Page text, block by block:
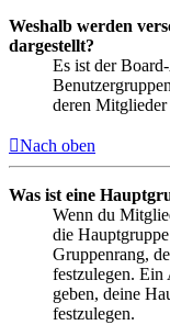
Weshalb werden
dargestellt?
Es ist der
deren
Nach oben
Was ist eine
Wenn du
die
Gruppenrang,
festzulegen.
geben, deine
festzulegen.